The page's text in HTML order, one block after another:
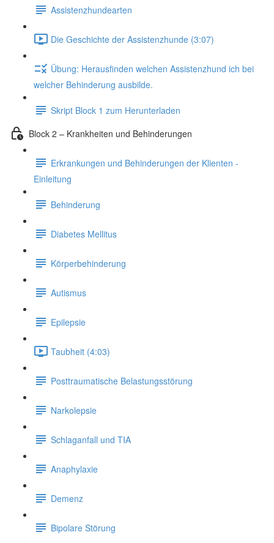
Assistenzhundearten
Die Geschichte der Assistenzhunde (3:07)
Übung: Herausfinden welchen Assistenzhund ich bei
welcher Behinderung ausbilde.
Skript Block 1 zum Herunterladen
Block 2 – Krankheiten und Behinderungen
Erkrankungen und Behinderungen der Klienten -
Einleitung
Behinderung
Diabetes Mellitus
Körperbehinderung
Autismus
Epilepsie
Taubheit (4:03)
Posttraumatische Belastungsstörung
Narkolepsie
Schlaganfall und TIA
Anaphylaxie
Demenz
Bipolare Störung